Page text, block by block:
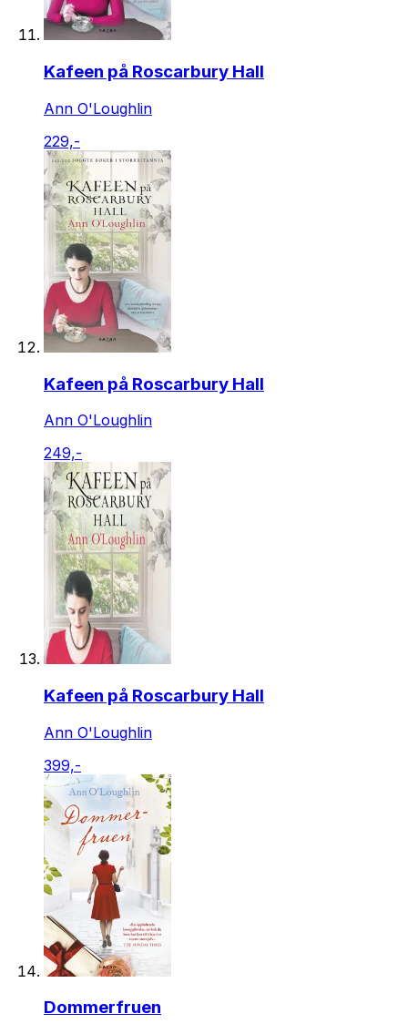
Kafeen på Roscarbury Hall
Ann O'Loughlin
229,-
Kafeen på Roscarbury Hall
Ann O'Loughlin
249,-
Kafeen på Roscarbury Hall
Ann O'Loughlin
399,-
Dommerfruen